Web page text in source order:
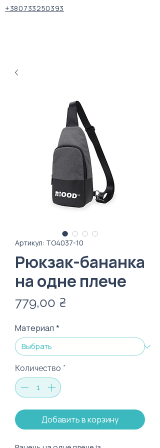
+380733250393
Артикул: ТО4037-10
Рюкзак-бананка
на одне плече
779,00 ₴
Материал *
Количество *
Добавить в корзину